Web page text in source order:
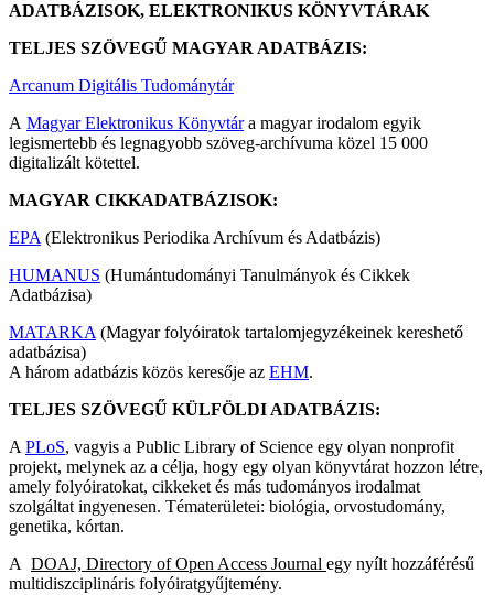
ADATBÁZISOK, ELEKTRONIKUS KÖNYVTÁRAK
TELJES SZÖVEGŰ MAGYAR ADATBÁZIS:
Arcanum Digitális Tudománytár
A Magyar Elektronikus Könyvtára magyar irodalom egyik
legismertebb és legnagyobb szöveg-archívuma közel 15 000
digitalizált kötettel.
MAGYAR CIKKADATBÁZISOK:
EPA (Elektronikus Periodika Archívum és Adatbázis)
HUMANUS (Humántudományi Tanulmányok és Cikkek
Adatbázisa)
MATARKA (Magyar folyóiratok tartalomjegyzékeinek kereshető
adatbázisa)
A három adatbázis közös keresője az EHM.
TELJES SZÖVEGŰ KÜLFÖLDI ADATBÁZIS:
A PLoS, vagyis a Public Library of Science egy olyan nonprofit
projekt, melynek az a célja, hogy egy olyan könyvtárat hozzon létre,
amely folyóiratokat, cikkeket és más tudományos irodalmat
szolgáltat ingyenesen. Tématerületei: biológia, orvostudomány,
genetika, kórtan.
A DOAJ, Directory of Open Access Journal egy nyílt hozzáférésű
multidiszciplináris folyóiratgyűjtemény.